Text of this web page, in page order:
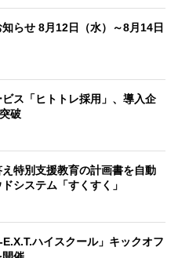
らせ 8月12日（水）～8月14日
ス「ヒトトレ採用」、導入企
破
特別支援教育の計画書を自動
システム「すくすく」
ハイスクール」キックオフ